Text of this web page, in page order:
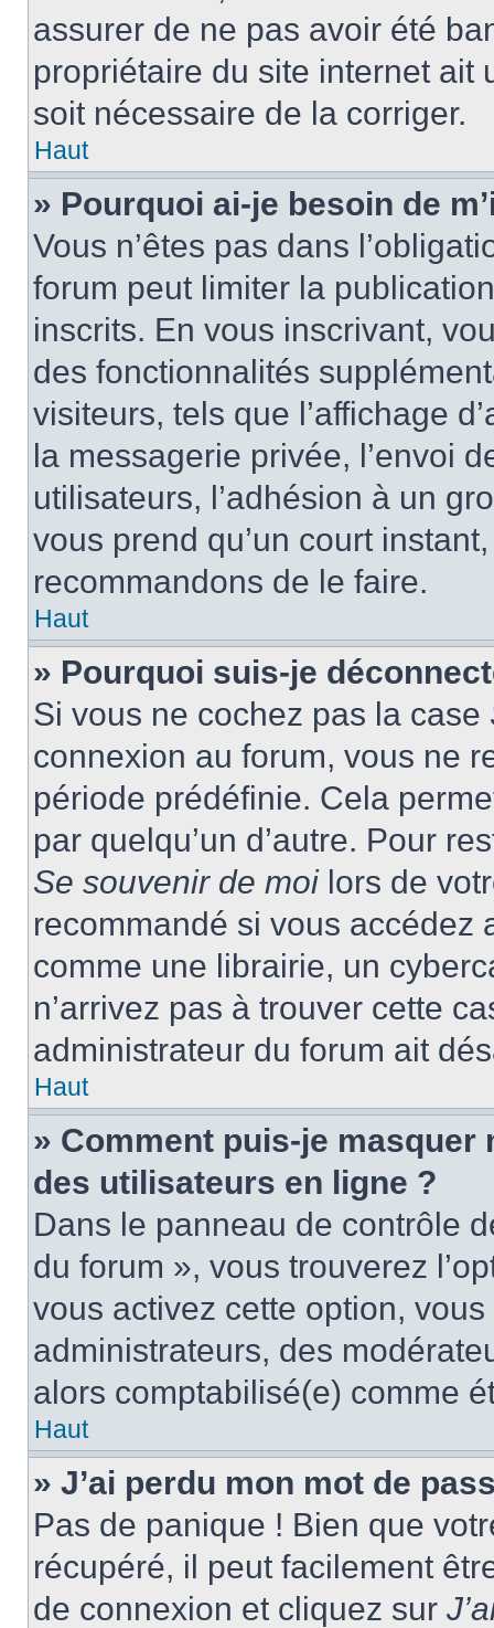
assurer de ne pas avoir été
propriétaire du site internet ait
soit nécessaire de la corriger.
Haut
» Pourquoi ai-je besoin de
Vous n’êtes pas dans
forum peut limiter la
inscrits. En vous inscrivant,
des fonctionnalités
visiteurs, tels que l’affichage
la messagerie privée, l’envoi
utilisateurs, l’adhésion à un
vous prend qu’un court
recommandons de le faire.
Haut
» Pourquoi suis-je
Si vous ne cochez pas la case
connexion au forum, vous ne
période prédéfinie. Cela
par quelqu’un d’autre. Pour
Se souvenir de moilors de
recommandé si vous accédez
comme une librairie, un
n’arrivez pas à trouver cette
administrateur du forum ait
Haut
» Comment puis-je masquer
des utilisateurs en ligne ?
Dans le panneau de contrôle
du forum », vous trouverez
vous activez cette option,
administrateurs, des
alors comptabilisé(e) comme
Haut
» J’ai perdu mon mot de
Pas de panique ! Bien que
récupéré, il peut facilement
de connexion et cliquez sur